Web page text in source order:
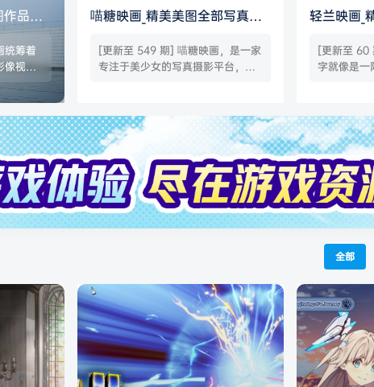
品合
统筹着
像视觉
业水准
国内A
视的权
焦于二
通过携
，高频
、主题
美图集 /
内容制
自身的
喵糖映画_精美美图全部写真作
[更新至 549 期] 喵糖映画，是一家
专注于美少女的写真摄影平台，其
绝御姐，高冷风格。自建站以来已
更新200+期作品，平台作品为全年
龄段，画面为唯美、清新、私房、C
OS等的画面，无影响观看体验的低
俗色情画面。 喵糖映画 VOL.463
窗前女友[20P／279MB]喵糖映画
VOL.462 猫系少女[31P／129MB]
喵糖映画 VOL…
轻兰映画_
[更新至 60
字就像是一
了日系小清
对领域系列
是在美腿和
人移不开眼
和少女的青
不腻，满
的风格总是
息，日系风
在镜头前
全部